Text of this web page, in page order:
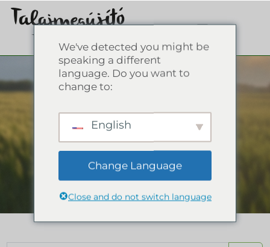
Sodelovali smo v
V bazi znanja si oglejte
naše prispevke na
blogu, glosar, dogodke,
na katerih se je
predstavljalo združenje,
in naše prispevke v
medijih.
We've detected you might be
speaking a different
language. Do you want to
change to:
English
Change Language
Close and do not switch language